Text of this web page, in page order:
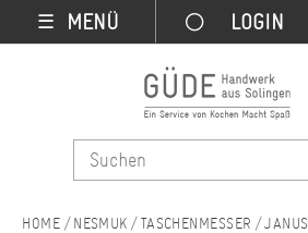
☰ MENÜ
NESMUK TASCHENMESSER JANUS